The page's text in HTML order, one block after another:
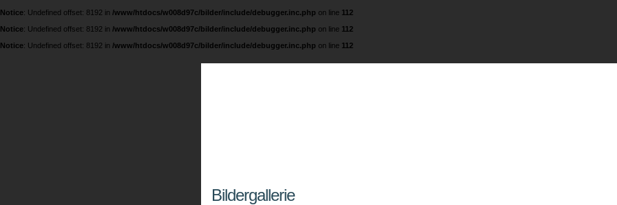
Notice: Undefined offset: 8192 in /www/htdocs/w008d97c/bilder/include/debugger.inc.php on line 112
Notice: Undefined offset: 8192 in /www/htdocs/w008d97c/bilder/include/debugger.inc.php on line 112
Notice: Undefined offset: 8192 in /www/htdocs/w008d97c/bilder/include/debugger.inc.php on line 112
Bildergallerie